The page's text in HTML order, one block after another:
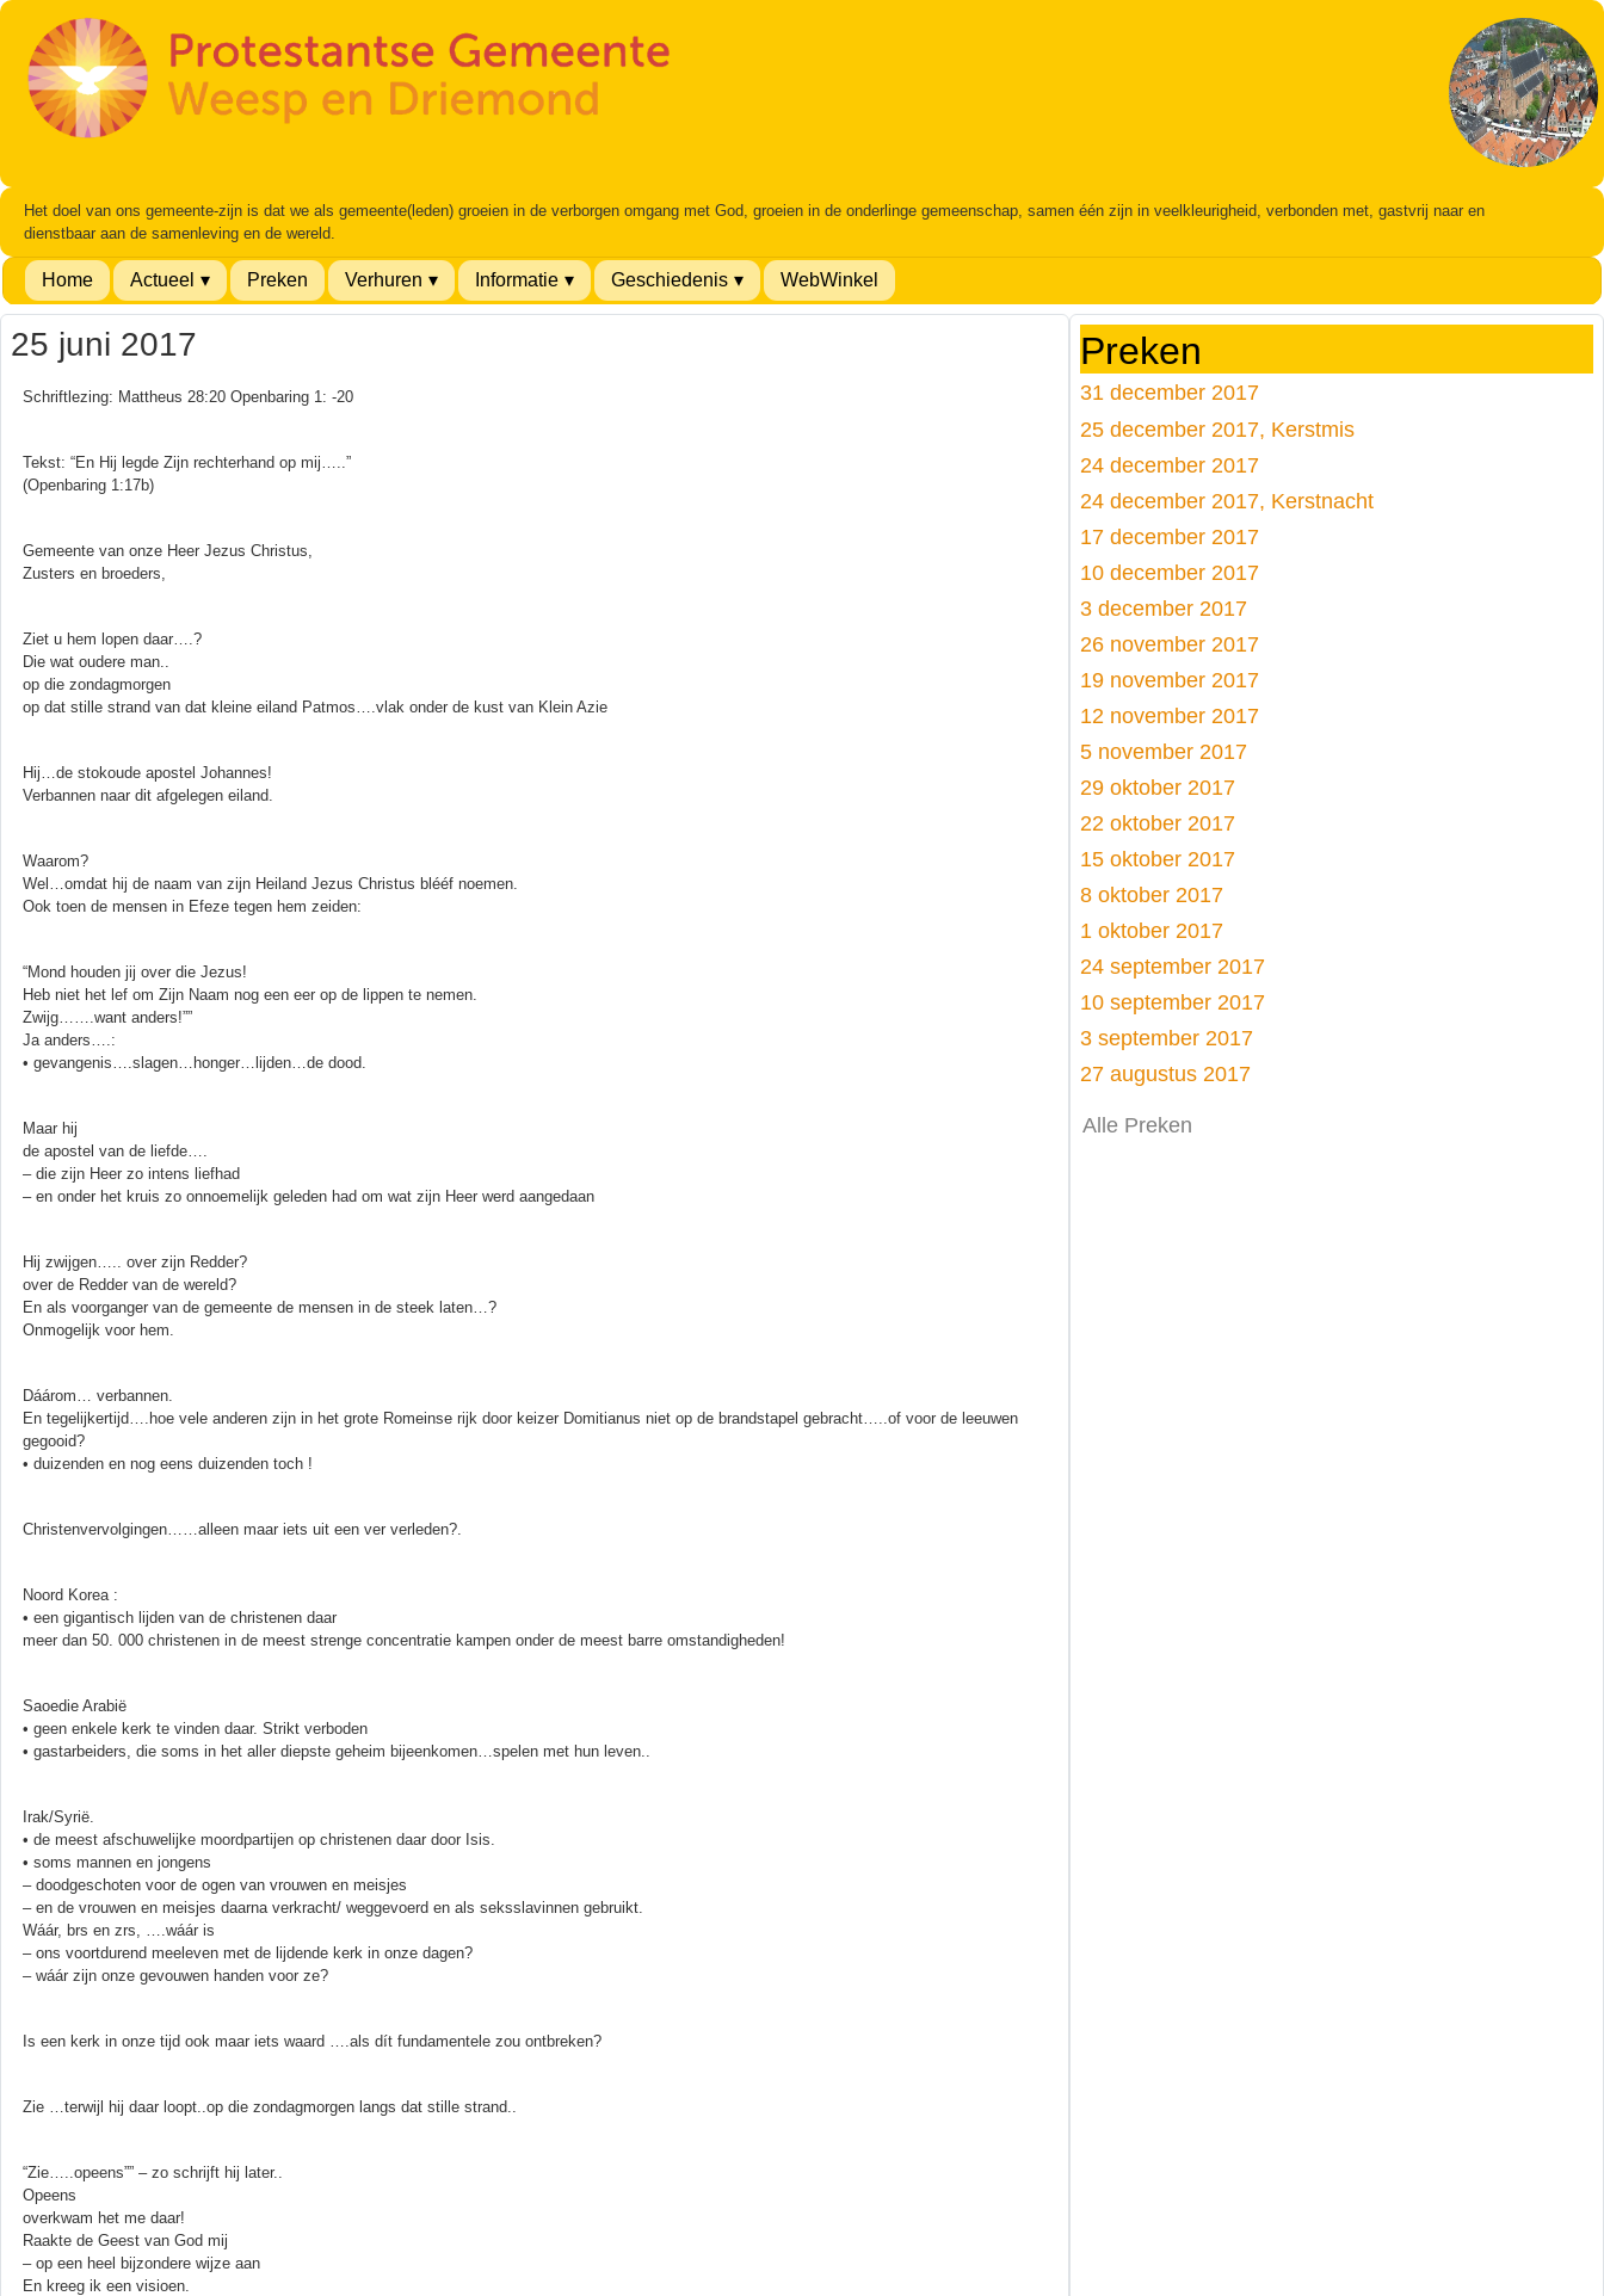
Het doel van ons gemeente-zijn is dat we als gemeente(leden) groeien in de verborgen omgang met God, groeien in de onderlinge gemeenschap, samen één zijn in veelkleurigheid, verbonden met, gastvrij naar en
dienstbaar aan de samenleving en de wereld.
Home Actueel Preken Verhuren Informatie Geschiedenis WebWinkel
25 juni 2017
Schriftlezing: Mattheus 28:20 Openbaring 1: -20
Tekst: “En Hij legde Zijn rechterhand op mij…..”
(Openbaring 1:17b)
Gemeente van onze Heer Jezus Christus,
Zusters en broeders,
Ziet u hem lopen daar….?
Die wat oudere man..
op die zondagmorgen
op dat stille strand van dat kleine eiland Patmos….vlak onder de kust van Klein Azie
Hij…de stokoude apostel Johannes!
Verbannen naar dit afgelegen eiland.
Waarom?
Wel…omdat hij de naam van zijn Heiland Jezus Christus blééf noemen.
Ook toen de mensen in Efeze tegen hem zeiden:
“Mond houden jij over die Jezus!
Heb niet het lef om Zijn Naam nog een eer op de lippen te nemen.
Zwijg…….want anders!””
Ja anders….:
• gevangenis….slagen…honger…lijden…de dood.
Maar hij
de apostel van de liefde….
– die zijn Heer zo intens liefhad
– en onder het kruis zo onnoemelijk geleden had om wat zijn Heer werd aangedaan
Hij zwijgen….. over zijn Redder?
over de Redder van de wereld?
En als voorganger van de gemeente de mensen in de steek laten…?
Onmogelijk voor hem.
Dáárom… verbannen.
En tegelijkertijd….hoe vele anderen zijn in het grote Romeinse rijk door keizer Domitianus niet op de brandstapel gebracht…..of voor de leeuwen
gegooid?
• duizenden en nog eens duizenden toch !
Christenvervolgingen……alleen maar iets uit een ver verleden?.
Noord Korea :
• een gigantisch lijden van de christenen daar
meer dan 50. 000 christenen in de meest strenge concentratie kampen onder de meest barre omstandigheden!
Saoedie Arabië
• geen enkele kerk te vinden daar. Strikt verboden
• gastarbeiders, die soms in het aller diepste geheim bijeenkomen…spelen met hun leven..
Irak/Syrië.
• de meest afschuwelijke moordpartijen op christenen daar door Isis.
• soms mannen en jongens
– doodgeschoten voor de ogen van vrouwen en meisjes
– en de vrouwen en meisjes daarna verkracht/ weggevoerd en als seksslavinnen gebruikt.
Wáár, brs en zrs, ….wáár is
– ons voortdurend meeleven met de lijdende kerk in onze dagen?
– wáár zijn onze gevouwen handen voor ze?
Is een kerk in onze tijd ook maar iets waard ….als dít fundamentele zou ontbreken?
Zie …terwijl hij daar loopt..op die zondagmorgen langs dat stille strand..
“Zie…..opeens”” – zo schrijft hij later..
Opeens
overkwam het me daar!
Raakte de Geest van God mij
– op een heel bijzondere wijze aan
En kreeg ik een visioen.
Preken
31 december 2017
25 december 2017, Kerstmis
24 december 2017
24 december 2017, Kerstnacht
17 december 2017
10 december 2017
3 december 2017
26 november 2017
19 november 2017
12 november 2017
5 november 2017
29 oktober 2017
22 oktober 2017
15 oktober 2017
8 oktober 2017
1 oktober 2017
24 september 2017
10 september 2017
3 september 2017
27 augustus 2017
Alle Preken